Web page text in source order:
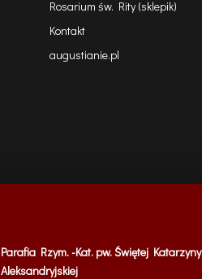
Rosarium św. Rity (sklepik)
Kontakt
augustianie.pl
Parafia Rzym. -Kat. pw. Świętej Katarzyny
Aleksandryjskiej